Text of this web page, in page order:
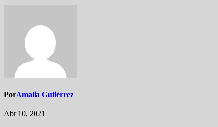
PorAmalia Gutiérrez
Abr 10, 2021